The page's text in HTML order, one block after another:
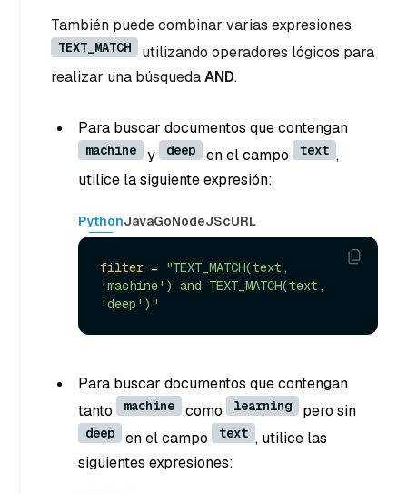
También puede combinar varias expresiones
TEXT_MATCH
utilizando operadores lógicos para
realizar una búsquedaAND.
Para buscar documentos que contengan
machine y deep en el campo text ,
utilice la siguiente expresión:
PythonJavaGoNodeJScURL
filter =
"TEXT_MATCH(text,
'machine') and TEXT_MATCH(text,
'deep')"
Para buscar documentos que contengan
tanto
machine como learning pero sin
deep en el campo text , utilice las
siguientes expresiones: